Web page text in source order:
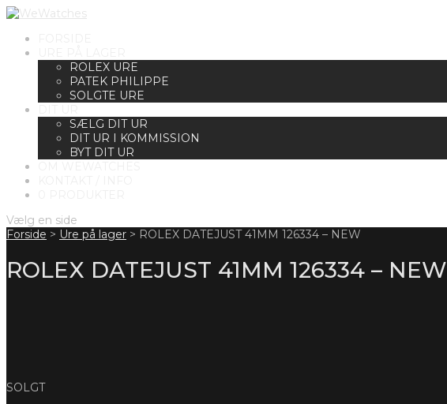
ROLEX URE
PATEK PHILIPPE
SOLGTE URE
SÆLG DIT UR
DIT UR I KOMMISSION
BYT DIT UR
Vælg en side
Forside > Ure på lager > ROLEX DATEJUST 41MM 126334 – NEW
ROLEX DATEJUST 41MM 126334 – NEW
SOLGT